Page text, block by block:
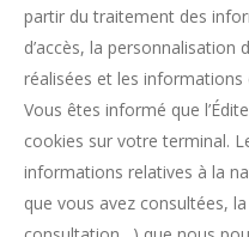
partir du traitement des
d’accès, la personnalisation
réalisées et les informations
Vous êtes informé que
cookies sur votre terminal.
informations relatives à la
que vous avez consultées,